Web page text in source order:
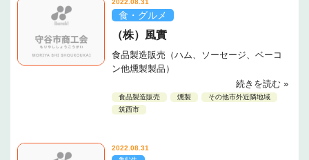
2022.08.31
食・グルメ
（株）風實
食品製造販売（ハム、ソーセージ、ベーコ
ン他燻製製品）
続きを読む »
食品製造販売 燻製
その他市外近隣地域
筑西市
2022.08.31